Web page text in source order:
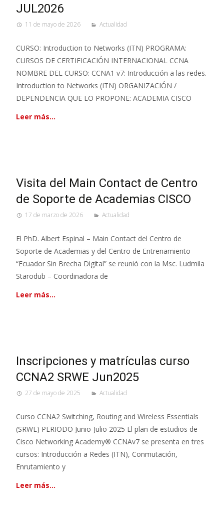
JUL2026
11 de mayo de 2026 Actualidad
CURSO: Introduction to Networks (ITN) PROGRAMA:
CURSOS DE CERTIFICACIÓN INTERNACIONAL CCNA
NOMBRE DEL CURSO: CCNA1 v7: Introducción a las redes.
Introduction to Networks (ITN) ORGANIZACIÓN /
DEPENDENCIA QUE LO PROPONE: ACADEMIA CISCO
Leer más…
Visita del Main Contact de Centro
de Soporte de Academias CISCO
17 de marzo de 2026 Actualidad
El PhD. Albert Espinal – Main Contact del Centro de
Soporte de Academias y del Centro de Entrenamiento
“Ecuador Sin Brecha Digital” se reunió con la Msc. Ludmila
Starodub – Coordinadora de
Leer más…
Inscripciones y matrículas curso
CCNA2 SRWE Jun2025
27 de mayo de 2025 Actualidad
Curso CCNA2 Switching, Routing and Wireless Essentials
(SRWE) PERIODO Junio-Julio 2025 El plan de estudios de
Cisco Networking Academy® CCNAv7 se presenta en tres
cursos: Introducción a Redes (ITN), Conmutación,
Enrutamiento y
Leer más…